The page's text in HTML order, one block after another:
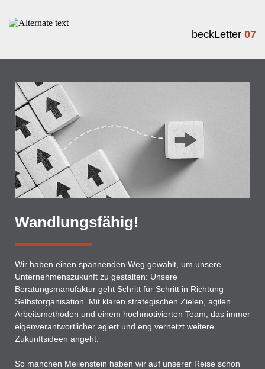
beckLetter 07
Wandlungsfähig!
Wir haben einen spannenden Weg gewählt, um unsere
Unternehmenszukunft zu gestalten: Unsere
Beratungsmanufaktur geht Schritt für Schritt in Richtung
Selbstorganisation. Mit klaren strategischen Zielen, agilen
Arbeitsmethoden und einem hochmotivierten Team, das immer
eigenverantwortlicher agiert und eng vernetzt weitere
Zukunftsideen angeht.
So manchen Meilenstein haben wir auf unserer Reise schon